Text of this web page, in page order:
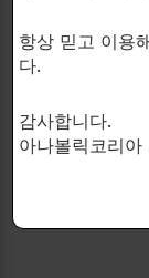
을 향상시키며
니다.
이 제품은 선수,
운동 능력을 향
항상 믿고 이용
다.
감사합니다.
아나볼릭코리아